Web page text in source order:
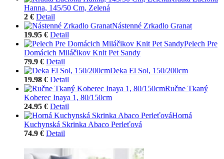
Hanna, 145/50 Cm, Zelená
2 € Detail
Nástenné Zrkadlo Granat
19.95 € Detail
Pelech Pre
Domácich Miláčikov Knit Pet Sandy
79.9 € Detail
Deka El Sol, 150/200cm
19.98 € Detail
Ručne Tkaný
Koberec Inaya 1, 80/150cm
24.95 € Detail
Horná
Kuchynská Skrinka Abaco Perleťová
74.9 € Detail